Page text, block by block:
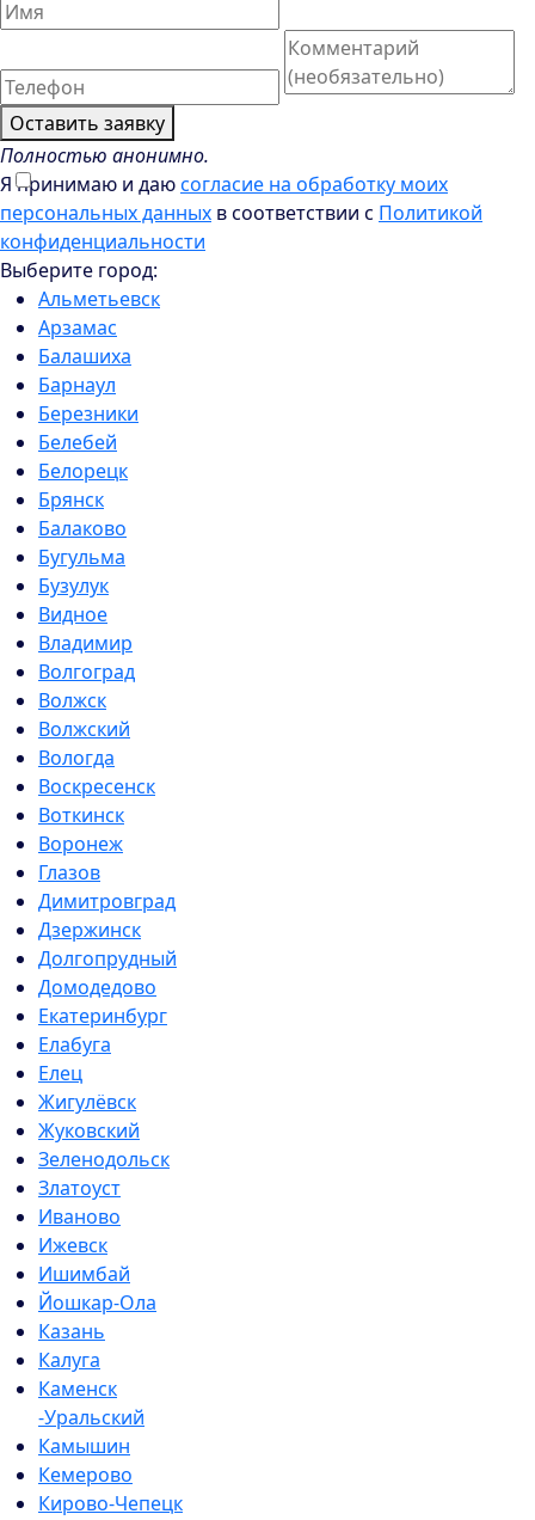
Оставить заявку
Полностью анонимно.
Я принимаю и даюсогласие на обработку моих
персональных данных в соответствии с Политикой
конфиденциальности
Выберите город:
Альметьевск
Арзамас
Балашиха
Барнаул
Березники
Белебей
Белорецк
Брянск
Балаково
Бугульма
Бузулук
Видное
Владимир
Волгоград
Волжск
Волжский
Вологда
Воскресенск
Воткинск
Воронеж
Глазов
Димитровград
Дзержинск
Долгопрудный
Домодедово
Екатеринбург
Елабуга
Елец
Жигулёвск
Жуковский
Зеленодольск
Златоуст
Иваново
Ижевск
Ишимбай
Йошкар-Ола
Казань
Калуга
Каменск
-Уральский
Камышин
Кемерово
Кирово-Чепецк